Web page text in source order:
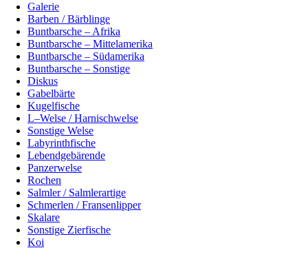
Galerie
Barben / Bärblinge
Buntbarsche – Afrika
Buntbarsche – Mittelamerika
Buntbarsche – Südamerika
Buntbarsche – Sonstige
Diskus
Gabelbärte
Kugelfische
L–Welse / Harnischwelse
Sonstige Welse
Labyrinthfische
Lebendgebärende
Panzerwelse
Rochen
Salmler / Salmlerartige
Schmerlen / Fransenlipper
Skalare
Sonstige Zierfische
Koi